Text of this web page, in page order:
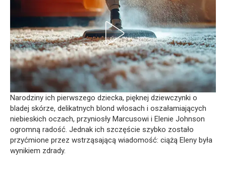
Narodziny ich pierwszego dziecka, pięknej dziewczynki o
bladej skórze, delikatnych blond włosach i oszałamiających
niebieskich oczach, przyniosły Marcusowi i Elenie Johnson
ogromną radość. Jednak ich szczęście szybko zostało
przyćmione przez wstrząsającą wiadomość: ciążą Eleny była
wynikiem zdrady.